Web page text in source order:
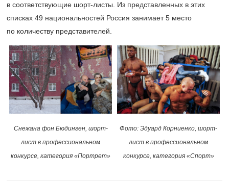
в соответствующие шорт-листы. Из представленных в этих
списках 49 национальностей Россия занимает 5 место
по количеству представителей.
Снежана фон Бюдинген, шорт-
лист в профессиональном
конкурсе, категория «Портрет»
Фото: Эдуард Корниенко, шорт-
лист в профессиональном
конкурсе, категория «Спорт»